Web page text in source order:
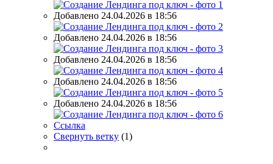
Добавлено 24.04.2026 в 18:56
Добавлено 24.04.2026 в 18:56
Добавлено 24.04.2026 в 18:56
Добавлено 24.04.2026 в 18:56
Добавлено 24.04.2026 в 18:56
Ссылка
Свернуть ветку (1)